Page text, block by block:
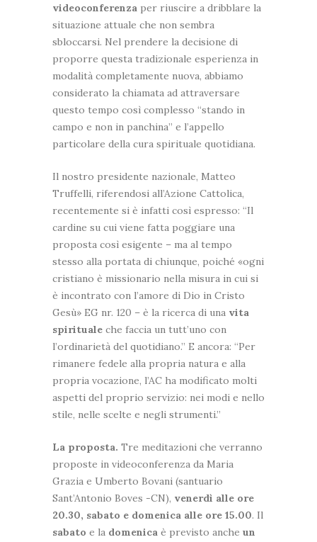
videoconferenza per riuscire a dribblare la
situazione attuale che non sembra
sbloccarsi. Nel prendere la decisione di
proporre questa tradizionale esperienza in
modalità completamente nuova, abbiamo
considerato la chiamata ad attraversare
questo tempo così complesso “stando in
campo e non in panchina” e l’appello
particolare della cura spirituale quotidiana.
Il nostro presidente nazionale, Matteo
Truffelli, riferendosi all’Azione Cattolica,
recentemente si è infatti così espresso: “Il
cardine su cui viene fatta poggiare una
proposta così esigente – ma al tempo
stesso alla portata di chiunque, poiché «ogni
cristiano è missionario nella misura in cui si
è incontrato con l’amore di Dio in Cristo
Gesù» EG nr. 120 – è la ricerca di una vita
spirituale che faccia un tutt’uno con
l’ordinarietà del quotidiano.” E ancora: “Per
rimanere fedele alla propria natura e alla
propria vocazione, l’AC ha modificato molti
aspetti del proprio servizio: nei modi e nello
stile, nelle scelte e negli strumenti.”
La proposta. Tre meditazioni che verranno
proposte in videoconferenza da Maria
Grazia e Umberto Bovani (santuario
Sant’Antonio Boves -CN), venerdì alle ore
20.30, sabato e domenica alle ore 15.00. Il
sabato e la domenica è previsto anche un